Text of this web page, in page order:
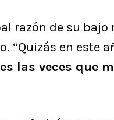
razón de su
“Quizás en este
las veces que